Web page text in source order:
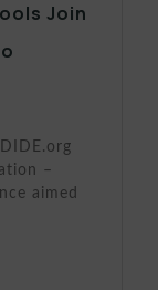
Join
–
aimed